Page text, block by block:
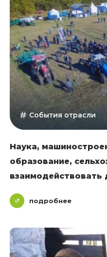
События отрасли
Наука,
образование,
взаимодействовать
подробнее